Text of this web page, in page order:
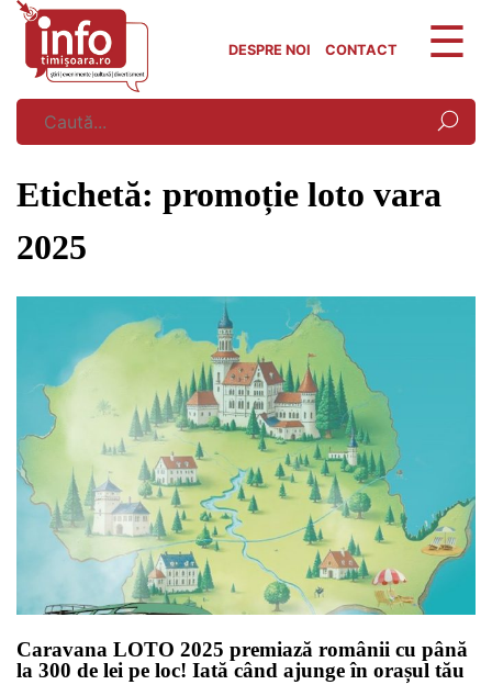
Skip
content
DESPRE NOI CONTACT
Etichetă: promoție loto vara
2025
Caravana LOTO 2025 premiază românii cu până
la 300 de lei pe loc! Iată când ajunge în orașul tău